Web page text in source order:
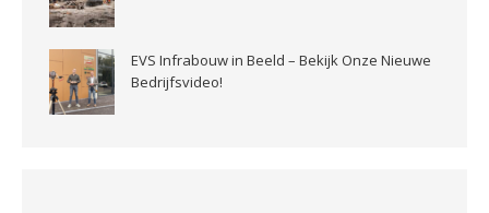
EVS Infrabouw in Beeld – Bekijk Onze Nieuwe
Bedrijfsvideo!